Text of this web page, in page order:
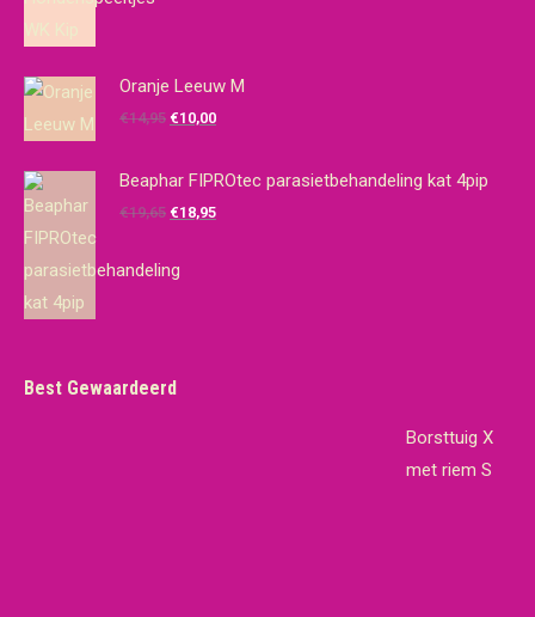
Oranje Leeuw M
€14,95 Oorspronkelijke
was:
€14,95.
€10,00Huidige
is:
€10,00.
Beaphar FIPROtec parasietbehandeling kat 4pip
€19,65 Oorspronkelijke
was:
€18,95Huidige
Best Gewaardeerd
Borsttuig X
met riem S